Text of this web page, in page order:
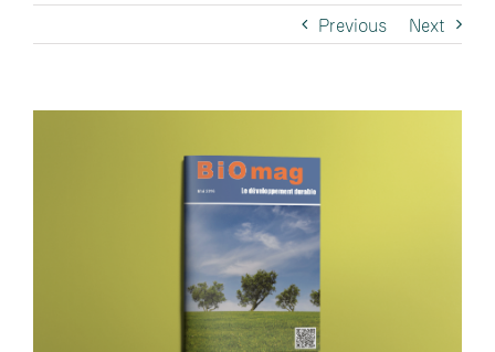
Previous Next